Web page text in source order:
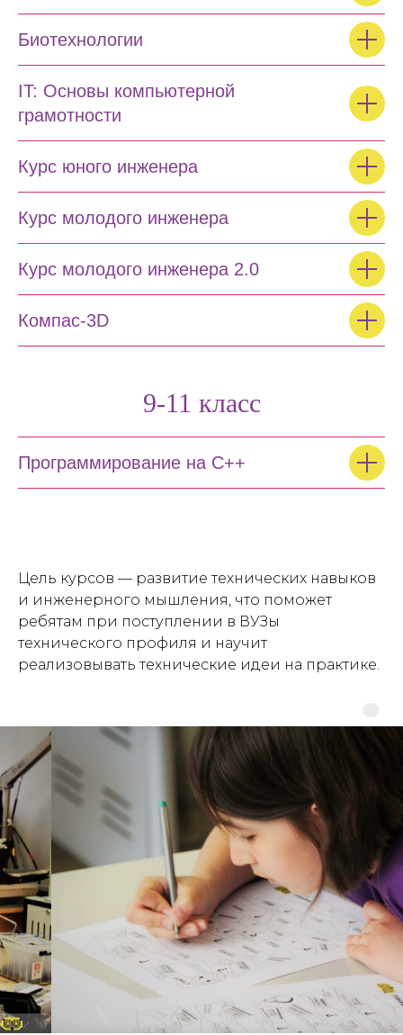
Биотехнологии
IT: Основы компьютерной
грамотности
Курс юного инженера
Курс молодого инженера
Курс молодого инженера 2.0
Компас-3D
9-11 класс
Программирование на C++
Цель курсов — развитие технических навыков
и инженерного мышления, что поможет
ребятам при поступлении в ВУЗы
технического профиля и научит
реализовывать технические идеи на практике.